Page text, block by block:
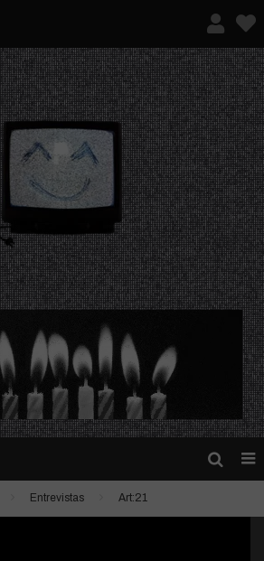
ES ESTO?
Entrevistas Art:21